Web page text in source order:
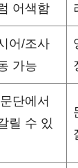
어색함
어/조사
가능
단에서
릴 수 있